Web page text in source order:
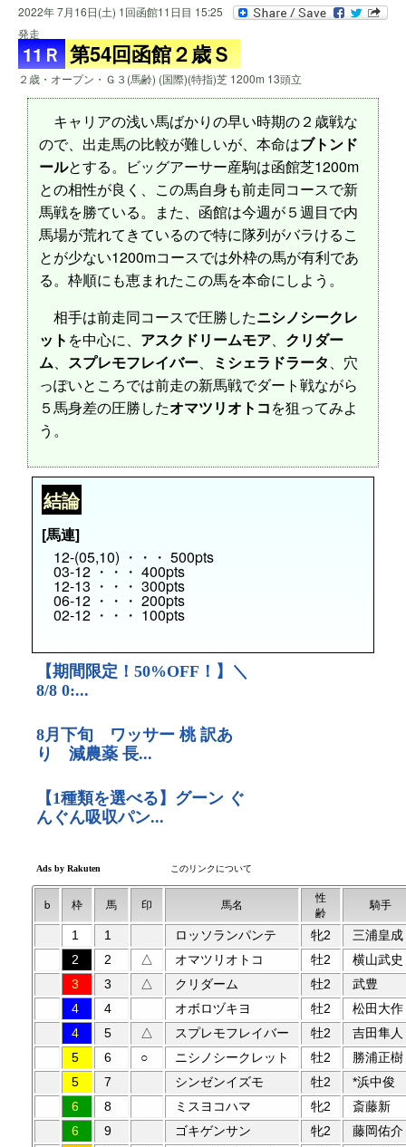
2022年 7月16日(土) 1回函館11日目 15:25
発走
11Ｒ 第54回函館２歳Ｓ
２歳・オープン・Ｇ３(馬齢) (国際)(特指)芝 1200m 13頭立
キャリアの浅い馬ばかりの早い時期の２歳戦な
ので、出走馬の比較が難しいが、本命はブトンド
ールとする。ビッグアーサー産駒は函館芝1200m
との相性が良く、この馬自身も前走同コースで新
馬戦を勝ている。また、函館は今週が５週目で内
馬場が荒れてきているので特に隊列がバラけるこ
とが少ない1200mコースでは外枠の馬が有利であ
る。枠順にも恵まれたこの馬を本命にしよう。
相手は前走同コースで圧勝したニシノシークレ
ット を中心に、 アスクドリームモア、 クリダー
ム、 スプレモフレイバー、 ミシェラドラータ、穴
っぽいところでは前走の新馬戦でダート戦ながら
５馬身差の圧勝したオマツリオトコを狙ってみよ
う。
結論
[馬連]
12-(05,10) ・・・ 500pts
03-12 ・・・ 400pts
12-13 ・・・ 300pts
06-12 ・・・ 200pts
02-12 ・・・ 100pts
b 枠 馬 印 馬名
性
齢
騎手
1 1 ロッソランパンテ 牝2
三浦皇成
2
2 △ オマツリオトコ 牡2
横山武史
3
3 △ クリダーム 牡2
武豊
4
4 オボロヅキヨ 牡2
松田大作
4
5 △ スプレモフレイバー 牡2
吉田隼人
5
6 ○ ニシノシークレット 牡2
勝浦正樹
5
7 シンゼンイズモ 牡2
*浜中俊
6
8 ミスヨコハマ 牝2
斎藤新
6
9 ゴキゲンサン 牝2
藤岡佑介